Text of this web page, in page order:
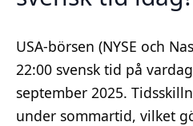
USA-börsen (NYSE och
22:00 svensk tid på
september 2025.
under sommartid, vilket